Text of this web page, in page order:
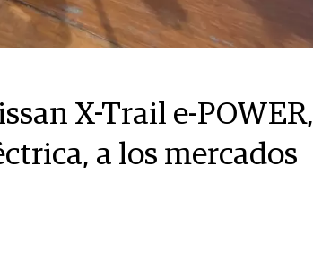
X-Trail e-POWER,
a los mercados